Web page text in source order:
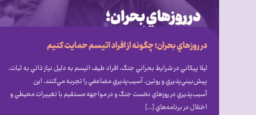
در روزهاي بحران؛ چگونه از افراد اتيسم حمايت كنيم
ليلا پيكاني در شرايط بحراني جنگ، افراد طيف اتيسم به دليل نياز ذاتي به ثبات،
پيش‌بيني‌پذيري و روتين، آسيب‌پذيري مضاعفي را تجربه مي‌كنند. اين
آسيب‌پذيري در روزهاي نخست جنگ و در مواجهه مستقيم با تغييرات محيطي و
اختلال در برنامه‌هاي […]